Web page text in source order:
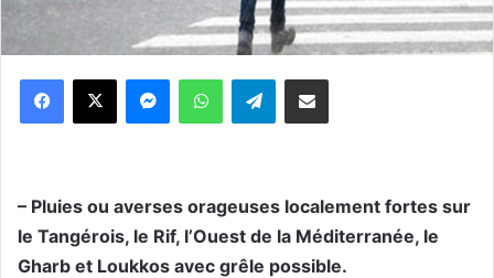
WhatsApp Telegram
– Pluies ou averses orageuses localement fortes sur
le Tangérois, le Rif, l’Ouest de la Méditerranée, le
Gharb et Loukkos avec grêle possible.